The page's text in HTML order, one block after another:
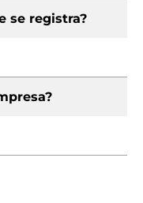
se registra?